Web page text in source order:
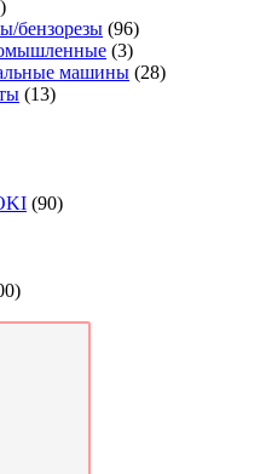
бензорезы (96)
(3)
машины (28)
(13)
(90)